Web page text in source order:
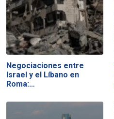
Negociaciones entre
Israel y el Líbano en
Roma:…